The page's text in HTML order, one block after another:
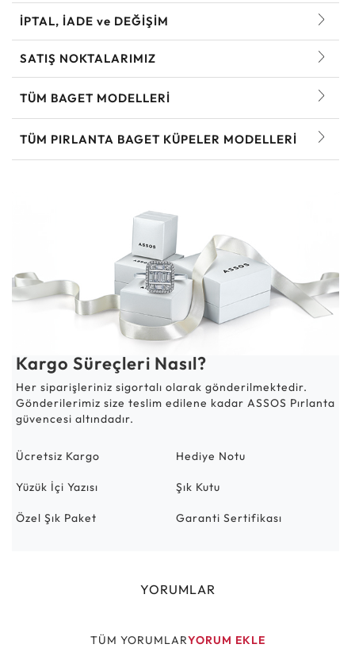
İPTAL, İADE ve DEĞİŞİM
SATIŞ NOKTALARIMIZ
TÜM BAGET MODELLERI
TÜM PIRLANTA BAGET KÜPELER MODELLERI
Kargo Süreçleri Nasıl?
Her siparişleriniz sigortalı olarak gönderilmektedir.
Gönderilerimiz size teslim edilene kadar ASSOS Pırlanta
güvencesi altındadır.
Ücretsiz Kargo Hediye Notu
Yüzük İçi Yazısı Şık Kutu
Özel Şık Paket Garanti Sertifikası
YORUMLAR
TÜM YORUMLARYORUM EKLE